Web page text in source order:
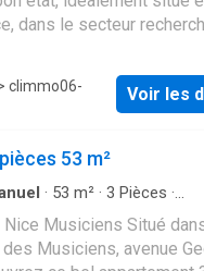
dans le secteur
de toutes les
dégagée sur le jardin, il
Les
des consommations
le chauffage, la
Un emplacement
calme et proximité
climmo06-
Voir les
53 m²
· 53 m² · 3 Pièces ·
Musiciens Situé
Musiciens, avenue